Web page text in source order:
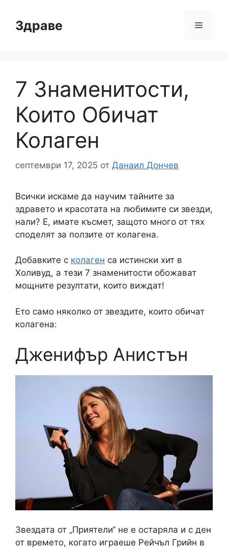
съдържанието
Здраве Меню
7 Знаменитости,
Които Обичат
Колаген
септември 17, 2025 от Данаил Дончев
Всички искаме да научим тайните за
здравето и красотата на любимите си звезди,
нали? Е, имате късмет, защото много от тях
споделят за ползите от колагена.
Добавките с колаген са истински хит в
Холивуд, а тези 7 знаменитости обожават
мощните резултати, които виждат!
Ето само няколко от звездите, които обичат
колагена:
Дженифър Анистън
Звездата от „Приятели“ не е остаряла и с ден
от времето, когато играеше Рейчъл Грийн в